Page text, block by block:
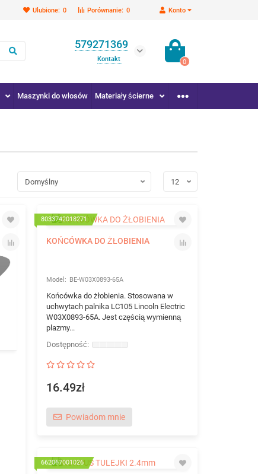
Konto
Porównanie: 0
Ulubione: 0
579271369
Kontakt 0
Maszynki do włosów Materiały ścierne
8033742018271
KOŃCÓWKA DO ŻŁOBIENIA
BE-W03X0893-65A
Końcówka do żłobienia. Stosowana w
uchwytach palnika LC105 Lincoln Electric
W03X0893-65A. Jest częścią wymienną
plazmy...
16.49zł
Powiadom mnie
662067001026